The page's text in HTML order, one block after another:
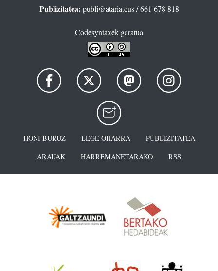
Publizitatea: publi@ataria.eus/ 661 678 818
Codesyntaxek garatua
HONI BURUZ LEGE OHARRA
PUBLIZITATEA
ARAUAK
HARREMANETARAKO RSS